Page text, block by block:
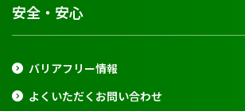
安全・安心
バリアフリー情報
よくいただくお問い合わせ